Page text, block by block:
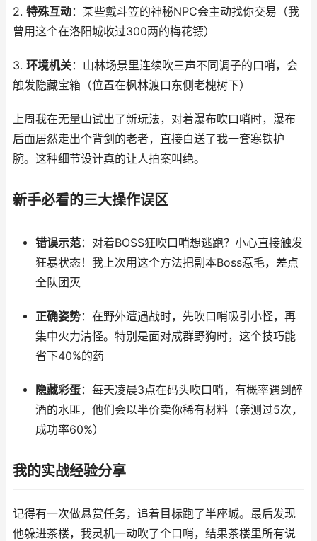
2. 特殊互动：某些戴斗笠的神秘NPC会主动找你交易（我
曾用这个在洛阳城收过300两的梅花镖）
3. 环境机关：山林场景里连续吹三声不同调子的口哨，会
触发隐藏宝箱（位置在枫林渡口东侧老槐树下）
上周我在无量山试出了新玩法，对着瀑布吹口哨时，瀑布
后面居然走出个背剑的老者，直接白送了我一套寒铁护
腕。这种细节设计真的让人拍案叫绝。
新手必看的三大操作误区
错误示范：对着BOSS狂吹口哨想逃跑？小心直接触发
狂暴状态！我上次用这个方法把副本Boss惹毛，差点
全队团灭
正确姿势：在野外遭遇战时，先吹口哨吸引小怪，再
集中火力清怪。特别是面对成群野狗时，这个技巧能
省下40%的药
隐藏彩蛋：每天凌晨3点在码头吹口哨，有概率遇到醉
酒的水匪，他们会以半价卖你稀有材料（亲测过5次，
成功率60%）
我的实战经验分享
记得有一次做悬赏任务，追着目标跑了半座城。最后发现
他躲进茶楼，我灵机一动吹了个口哨，结果茶楼里所有说